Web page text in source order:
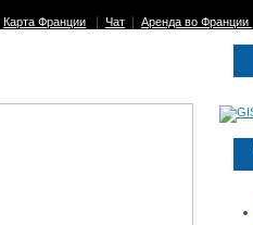
Карта Франции Чат Аренда во Франции